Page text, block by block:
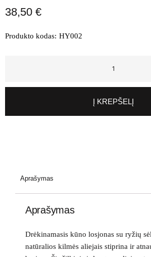
38,50 €
Produkto kodas: HY002
Į KREPŠELĮ
Aprašymas
Aprašymas
Drėkinamasis kūno losjonas su ryžių
natūralios kilmės aliejais stiprina ir